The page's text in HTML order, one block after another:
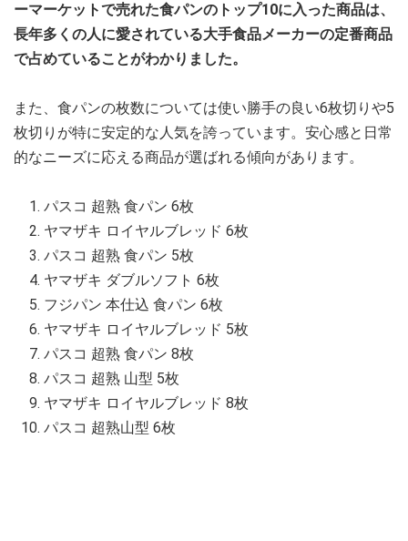
ーマーケットで売れた食パンのトップ10に入った商品は、
長年多くの人に愛されている大手食品メーカーの定番商品
で占めていることがわかりました。
また、食パンの枚数については使い勝手の良い6枚切りや5
枚切りが特に安定的な人気を誇っています。安心感と日常
的なニーズに応える商品が選ばれる傾向があります。
パスコ 超熟 食パン 6枚
ヤマザキ ロイヤルブレッド 6枚
パスコ 超熟 食パン 5枚
ヤマザキ ダブルソフト 6枚
フジパン 本仕込 食パン 6枚
ヤマザキ ロイヤルブレッド 5枚
パスコ 超熟 食パン 8枚
パスコ 超熟 山型 5枚
ヤマザキ ロイヤルブレッド 8枚
パスコ 超熟山型 6枚